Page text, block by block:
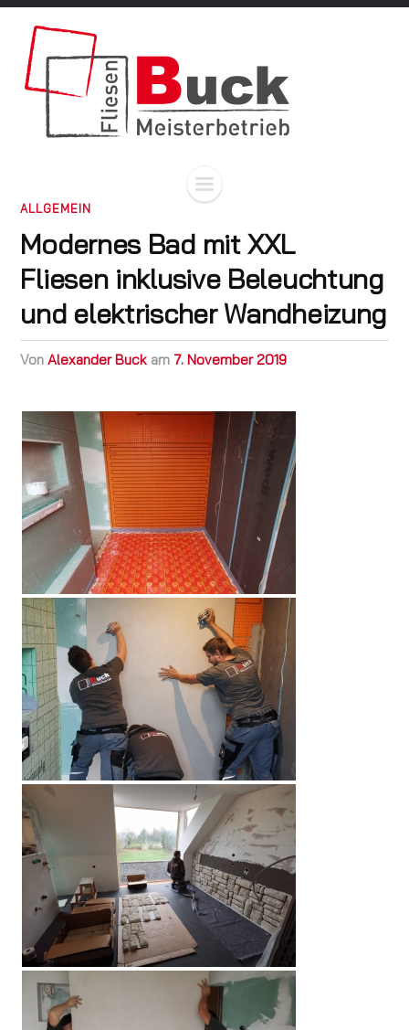
ALLGEMEIN
Modernes Bad mit XXL
Fliesen inklusive Beleuchtung
und elektrischer Wandheizung
vonAlexander Buck am 7. November 2019